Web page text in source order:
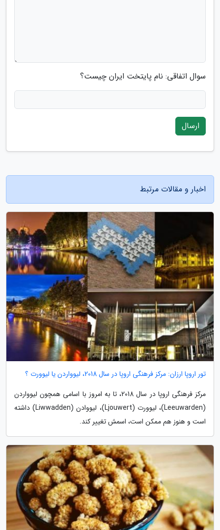
سوال اتفاقی: نام پایتخت ایران چیست؟
ارسال
اخبار و مقالات مرتبط
تور اروپا ارزان: مرکز فرهنگی اروپا در سال 2018، لیوواردن یا لیوورت ؟
مرکز فرهنگی اروپا در سال 2018، تا به امروز با اسامی همچون لیوواردن
(Leeuwarden)، لیوورت (Ljouwert)، لیووادن (Liwwadden) داشته
است و هنوز هم ممکن است، اسمش تغییر کند.